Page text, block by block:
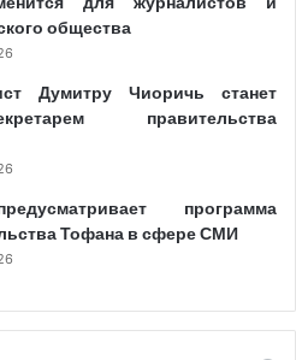
общества
Думитру Чиоричь станет
правительства
программа
Тофана в сфере СМИ